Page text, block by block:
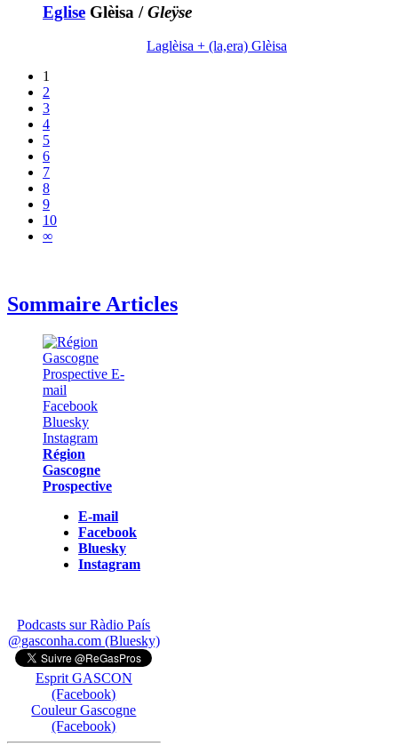
Eglise Glèisa /Gleÿse
Laglèisa + (la,era) Glèisa
1
2
3
4
5
6
7
8
9
10
∞
Sommaire Articles
Région
Gascogne
Prospective
E-mail
Facebook
Bluesky
Instagram
Podcasts sur Ràdio País
@gasconha.com (Bluesky)
Esprit GASCON
(Facebook)
Couleur Gascogne
(Facebook)